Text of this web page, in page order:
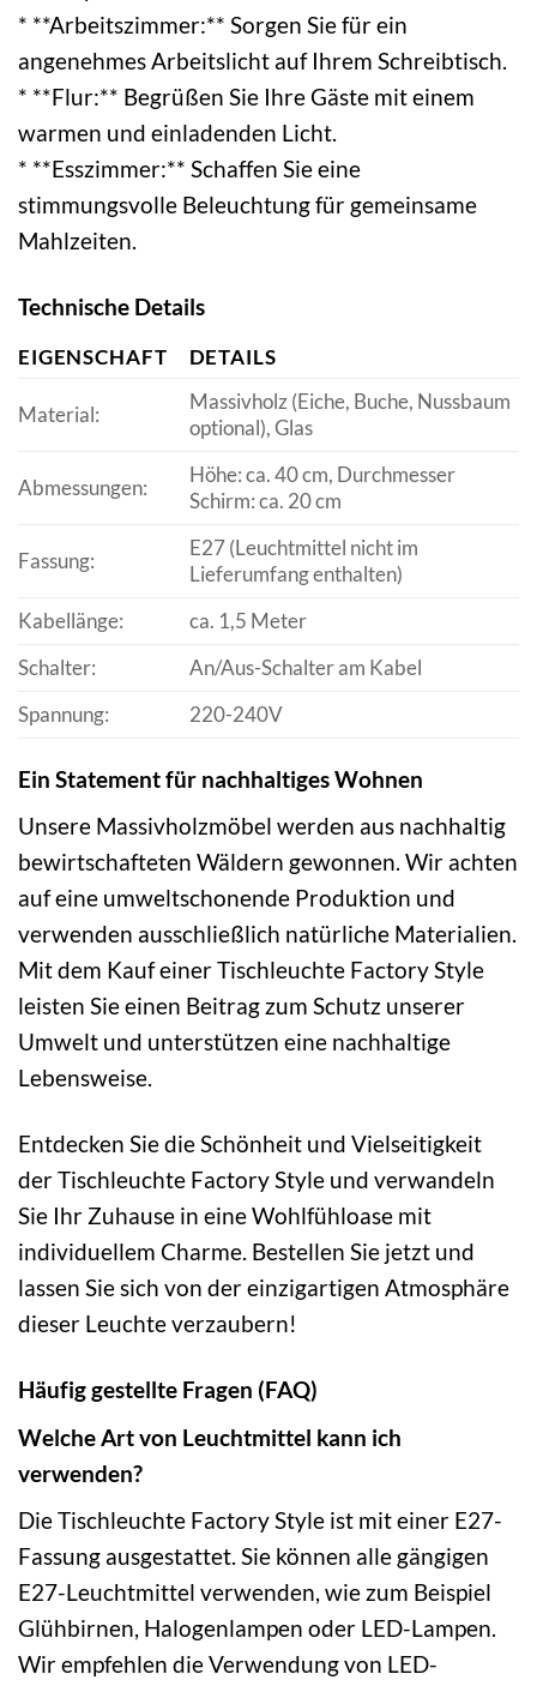
* **Arbeitszimmer:** Sorgen Sie für ein
angenehmes Arbeitslicht auf Ihrem Schreibtisch.
* **Flur:** Begrüßen Sie Ihre Gäste mit einem
warmen und einladenden Licht.
* **Esszimmer:** Schaffen Sie eine
stimmungsvolle Beleuchtung für gemeinsame
Mahlzeiten.
Technische Details
EIGENSCHAFT DETAILS
Material:
Massivholz (Eiche, Buche, Nussbaum
optional), Glas
Abmessungen:
Höhe: ca. 40 cm, Durchmesser
Schirm: ca. 20 cm
Fassung:
E27 (Leuchtmittel nicht im
Lieferumfang enthalten)
Kabellänge:
ca. 1,5 Meter
Schalter:
An/Aus-Schalter am Kabel
Spannung:
220-240V
Ein Statement für nachhaltiges Wohnen
Unsere Massivholzmöbel werden aus nachhaltig
bewirtschafteten Wäldern gewonnen. Wir achten
auf eine umweltschonende Produktion und
verwenden ausschließlich natürliche Materialien.
Mit dem Kauf einer Tischleuchte Factory Style
leisten Sie einen Beitrag zum Schutz unserer
Umwelt und unterstützen eine nachhaltige
Lebensweise.
Entdecken Sie die Schönheit und Vielseitigkeit
der Tischleuchte Factory Style und verwandeln
Sie Ihr Zuhause in eine Wohlfühloase mit
individuellem Charme. Bestellen Sie jetzt und
lassen Sie sich von der einzigartigen Atmosphäre
dieser Leuchte verzaubern!
Häufig gestellte Fragen (FAQ)
Welche Art von Leuchtmittel kann ich
verwenden?
Die Tischleuchte Factory Style ist mit einer E27-
Fassung ausgestattet. Sie können alle gängigen
E27-Leuchtmittel verwenden, wie zum Beispiel
Glühbirnen, Halogenlampen oder LED-Lampen.
Wir empfehlen die Verwendung von LED-